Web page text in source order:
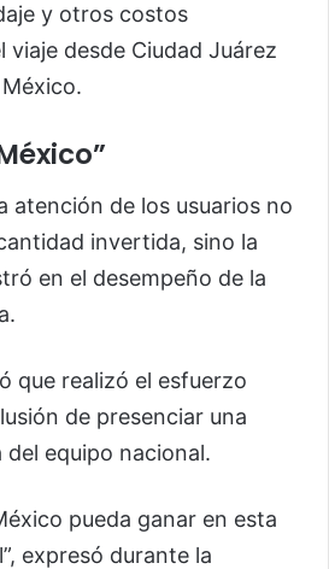
y otros costos
viaje desde Ciudad Juárez
atención de los usuarios no
invertida, sino la
en el desempeño de la
que realizó el esfuerzo
de presenciar una
equipo nacional.
pueda ganar en esta
expresó durante la